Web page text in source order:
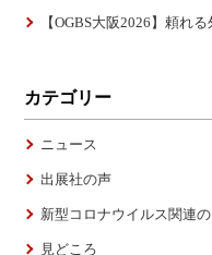
【OGBS大阪2026】頼れ
カテゴリー
ニュース
出展社の声
新型コロナウイルス関連
見どころ